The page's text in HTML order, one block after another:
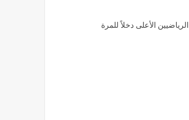
الأعلى دخلاً للمرة